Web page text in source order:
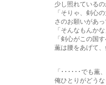
少し照れているのか、そ
「そりゃ、剣心の大志に比べ
さのお願いがあってち
「そんなもんかな
「剣心がこの国すべてのこと
薫は腰をあげて、剣心の前
「･･････でも薫、俺は、どう
俺ひとりがどうなっても、